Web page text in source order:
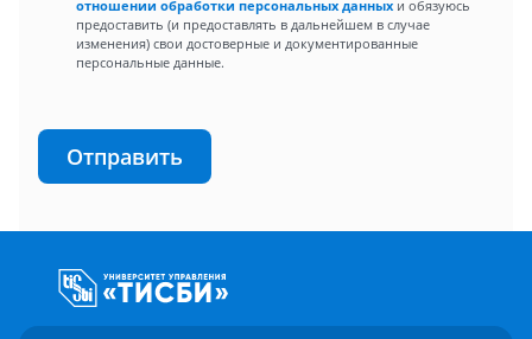
отношении обработки персональных данных и обязуюсь
предоставить (и предоставлять в дальнейшем в случае
изменения) свои достоверные и документированные
персональные данные.
Отправить